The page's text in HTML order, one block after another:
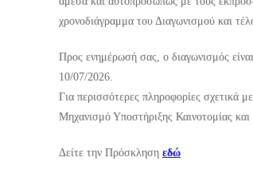
χρονοδιάγραμμα του Διαγωνισμού και
Προς ενημέρωσή σας, ο διαγωνισμός
10/07/2026.
Για περισσότερες πληροφορίες σχετικά
Μηχανισμό Υποστήριξης Καινοτομίας
Δείτε την Πρόσκληση εδώ